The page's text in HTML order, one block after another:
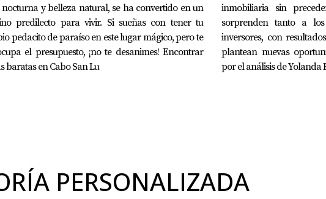
y belleza natural, se ha convertido en un
predilecto para vivir. Si sueñas con tener tu
pedacito de paraíso en este lugar mágico, pero te
el presupuesto, ¡no te desanimes! Encontrar
baratas en Cabo San Lu
inmobiliaria sin
sorprenden tanto a
inversores, con
plantean nuevas
por el análisis de Yolanda
PERSONALIZADA